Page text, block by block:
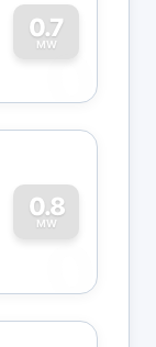
0.7
MW
0
0.8
MW
0